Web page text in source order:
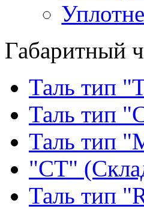
Габаритный
Таль тип
Таль тип
Таль тип
"СТ"
Таль тип